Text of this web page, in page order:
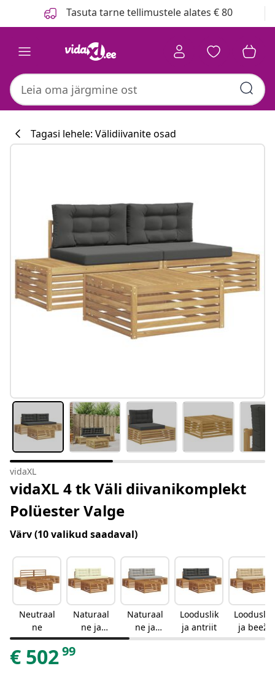
Tasuta tarne tellimustele alates € 80
#sharemevidaxl
Tagasi lehele: Välidiivanite osad
vidaXL
vidaXL 4 tk Väli diivanikomplekt
Polüester Valge
Värv(10 valikud saadaval)
Neutraal
ne
Naturaal
ne ja
kreemjas
Naturaal
ne ja
helehall
Looduslik
ja antriit
Looduslik
ja beež
€ 50299